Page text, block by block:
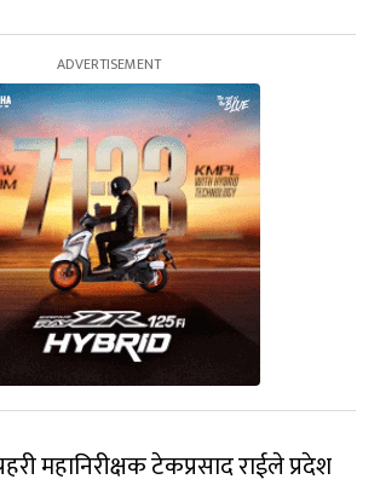
महानिरीक्षक टेकप्रसाद राईले प्रदेश